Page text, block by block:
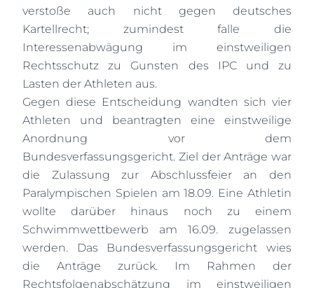
verstoße auch nicht gegen deutsches
Kartellrecht; zumindest falle die
Interessenabwägung im einstweiligen
Rechtsschutz zu Gunsten des IPC und zu
Lasten der Athleten aus.
Gegen diese Entscheidung wandten sich vier
Athleten und beantragten eine einstweilige
Anordnung vor dem
Bundesverfassungsgericht. Ziel der Anträge war
die Zulassung zur Abschlussfeier an den
Paralympischen Spielen am 18.09. Eine Athletin
wollte darüber hinaus noch zu einem
Schwimmwettbewerb am 16.09. zugelassen
werden. Das Bundesverfassungsgericht wies
die Anträge zurück. Im Rahmen der
Rechtsfolgenabschätzung im einstweiligen